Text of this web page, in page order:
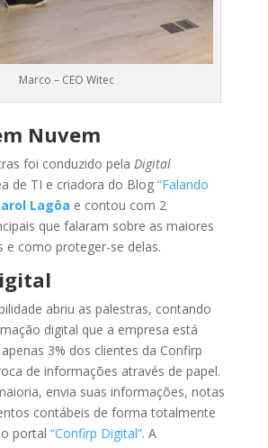
Marco – CEO Witec
Nuvem
foi conduzido pela Digital
de TI e criadora do Blog “Falando
Lagôa e contou com 2
que falaram sobre as maiores
e como proteger-se delas.
abriu as palestras, contando
digital que a empresa está
3% dos clientes da Confirp
de informações através de papel.
envia suas informações, notas
contábeis de forma totalmente
portal “Confirp Digital”. A